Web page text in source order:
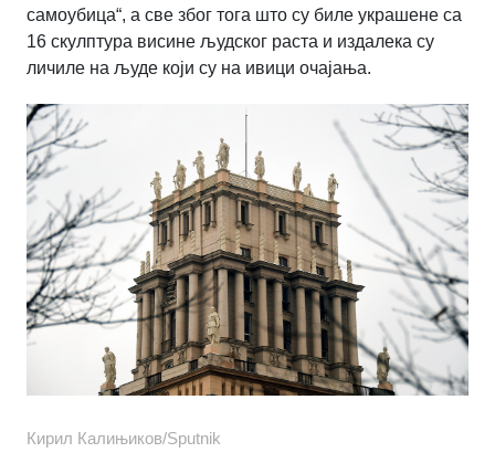
самоубица“, а све због тога што су биле украшене са
16 скулптура висине људског раста и издалека су
личиле на људе који су на ивици очајања.
Кирил Калињиков/Sputnik